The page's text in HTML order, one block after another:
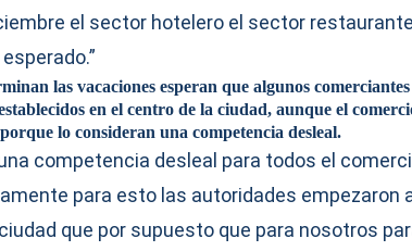
el sector hotelero el sector
las vacaciones esperan que algunos
en el centro de la ciudad, aunque el
lo consideran una competencia desleal.
competencia desleal para todos el
para esto las autoridades empezaron
que por supuesto que para nosotros